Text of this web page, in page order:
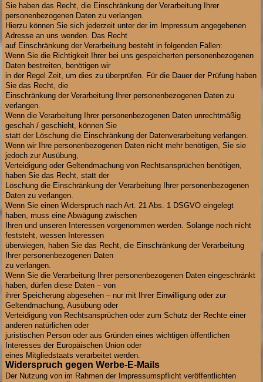
Sie haben das Recht, die Einschränkung der Verarbeitung Ihrer
personenbezogenen Daten zu verlangen.
Hierzu können Sie sich jederzeit unter der im Impressum angegebenen
Adresse an uns wenden. Das Recht
auf Einschränkung der Verarbeitung besteht in folgenden Fällen:
Wenn Sie die Richtigkeit Ihrer bei uns gespeicherten personenbezogenen
Daten bestreiten, benötigen wir
in der Regel Zeit, um dies zu überprüfen. Für die Dauer der Prüfung haben
Sie das Recht, die
Einschränkung der Verarbeitung Ihrer personenbezogenen Daten zu
verlangen.
Wenn die Verarbeitung Ihrer personenbezogenen Daten unrechtmäßig
geschah / geschieht, können Sie
statt der Löschung die Einschränkung der Datenverarbeitung verlangen.
Wenn wir Ihre personenbezogenen Daten nicht mehr benötigen, Sie sie
jedoch zur Ausübung,
Verteidigung oder Geltendmachung von Rechtsansprüchen benötigen,
haben Sie das Recht, statt der
Löschung die Einschränkung der Verarbeitung Ihrer personenbezogenen
Daten zu verlangen.
Wenn Sie einen Widerspruch nach Art. 21 Abs. 1 DSGVO eingelegt
haben, muss eine Abwägung zwischen
Ihren und unseren Interessen vorgenommen werden. Solange noch nicht
feststeht, wessen Interessen
überwiegen, haben Sie das Recht, die Einschränkung der Verarbeitung
Ihrer personenbezogenen Daten
zu verlangen.
Wenn Sie die Verarbeitung Ihrer personenbezogenen Daten eingeschränkt
haben, dürfen diese Daten – von
ihrer Speicherung abgesehen – nur mit Ihrer Einwilligung oder zur
Geltendmachung, Ausübung oder
Verteidigung von Rechtsansprüchen oder zum Schutz der Rechte einer
anderen natürlichen oder
juristischen Person oder aus Gründen eines wichtigen öffentlichen
Interesses der Europäischen Union oder
eines Mitgliedstaats verarbeitet werden.
Widerspruch gegen Werbe-E-Mails
Der Nutzung von im Rahmen der Impressumspflicht veröffentlichten